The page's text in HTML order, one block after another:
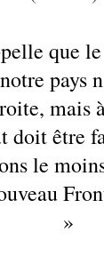
que
pays
mais
doit être
le
»